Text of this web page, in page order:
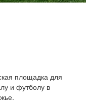
площадка для
и футболу в